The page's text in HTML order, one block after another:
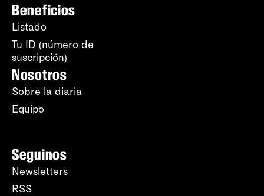
Beneficios
Listado
Tu ID (número de
suscripción)
Nosotros
Sobre la diaria
Equipo
Seguinos
Newsletters
RSS